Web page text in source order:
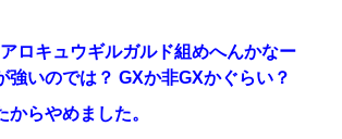
ロキュウギルガルド組めへんかなー
いのでは？ GXか非GXかぐらい？
らやめました。